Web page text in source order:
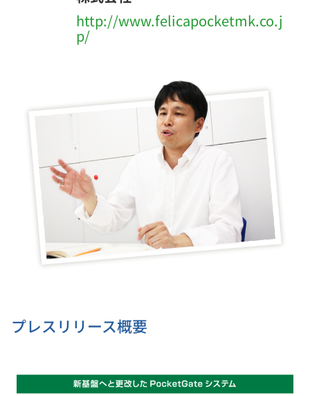
http://www.felicapocketmk.co.j
p/
プレスリリース概要